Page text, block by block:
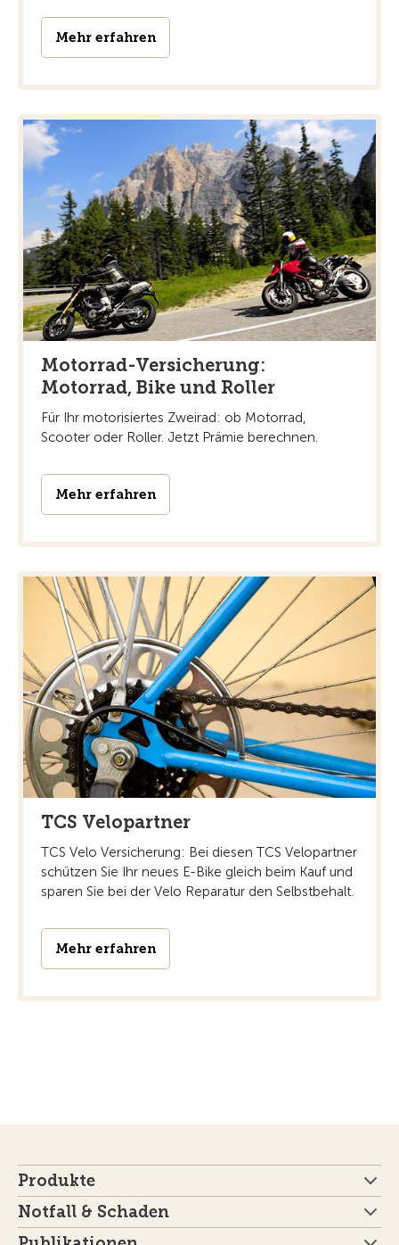
Mehr erfahren
Motorrad-Versicherung:
Motorrad, Bike und Roller
Für Ihr motorisiertes Zweirad: ob Motorrad,
Scooter oder Roller. Jetzt Prämie berechnen.
Mehr erfahren
TCS Velopartner
TCS Velo Versicherung: Bei diesen TCS Velopartner
schützen Sie Ihr neues E-Bike gleich beim Kauf und
sparen Sie bei der Velo Reparatur den Selbstbehalt.
Mehr erfahren
Produkte
Notfall & Schaden